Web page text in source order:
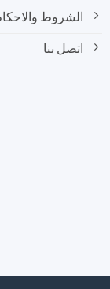
الشروط والاحكام
اتصل بنا